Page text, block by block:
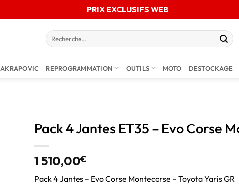
PRIX EXCLUSIFS WEB
AKRAPOVIC REPROGRAMMATION OUTILS MOTO DESTOCKAGE
Pack 4 Jantes ET35 – Evo Corse
1 510,00€
Pack 4 Jantes – Evo Corse Montecorse – Toyota Yaris GR